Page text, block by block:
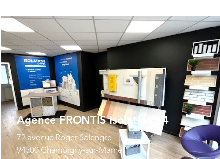
Agence FRONTIS Isolation 94
72 avenue Roger Salengro
94500 Champigny-sur-Marne